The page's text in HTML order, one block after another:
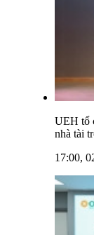
UEH tổ
nhà tài
17:00,